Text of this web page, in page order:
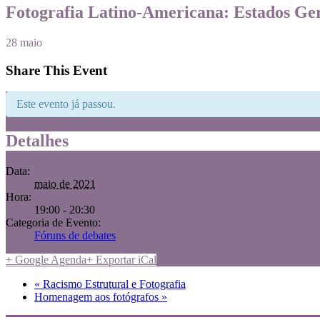
Fotografia Latino-Americana: Estados
28 maio
Share This Event
Este evento já passou.
Detalhes
Data:
maio de 2021
Hora:
19:00 - 20:30
Categoria de Evento:
Fóruns de debates
+ Google Agenda+ Exportar iCal
« Racismo Estrutural e Fotografia
Homenagem aos fotógrafos »